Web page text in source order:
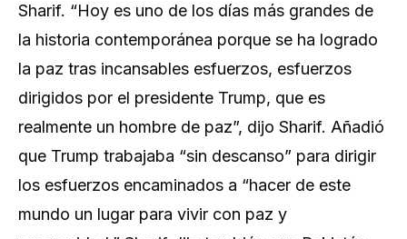
Sharif. “Hoy es uno de los días más grandes de
la historia contemporánea porque se ha logrado
la paz tras incansables esfuerzos, esfuerzos
dirigidos por el presidente Trump, que es
realmente un hombre de paz”, dijo Sharif. Añadió
que Trump trabajaba “sin descanso” para dirigir
los esfuerzos encaminados a “hacer de este
mundo un lugar para vivir con paz y